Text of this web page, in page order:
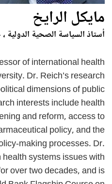
مايكل الرايخ
أستاذ السياسة الصحية الدولية
of international health
Dr. Reich’s research
dimensions of public
interests include health
and reform, access to
policy, and the
making processes. Dr.
systems issues with
over two decades, and is